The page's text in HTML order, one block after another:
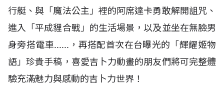
行艇、與「魔法公主」裡的阿席達卡勇敢解開詛咒、
進入「平成貍合戰」的生活場景，以及並坐在無臉男
身旁搭電車......，再搭配首次在台曝光的「輝耀姬物
語」珍貴手稿，喜愛吉卜力動畫的朋友們將可完整體
驗充滿魅力與感動的吉卜力世界！